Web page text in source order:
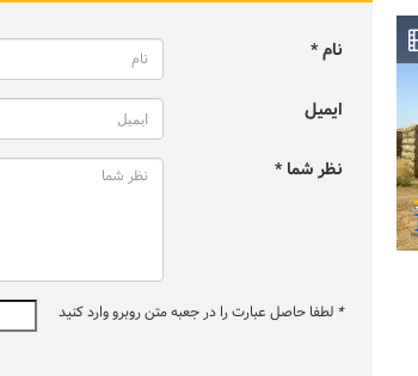
نام *
ایمیل
نظر شما *
* لطفا حاصل عبارت را در جعبه متن روبرو وارد کنید